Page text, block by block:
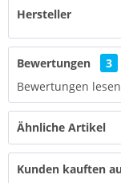
Hersteller
Bewertungen
3
Bewertungen
Ähnliche Artikel
Kunden kauften